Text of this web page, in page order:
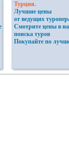
Турция.
Лучшие цены
от ведущих
Смотрите цены в
поиска туров
Покупайте по